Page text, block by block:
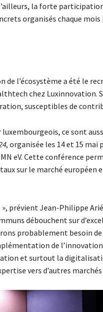
la forte participation
organisés chaque
l’écosystème a été le
chez Luxinnovation.
susceptibles de
ce sont
, organisée les 14 et 15
eV. Cette conférence
sur le marché
», prévient Jean-Philippe
débouchent sur
probablement besoin
de
et surtout la
vers d’autres marchés